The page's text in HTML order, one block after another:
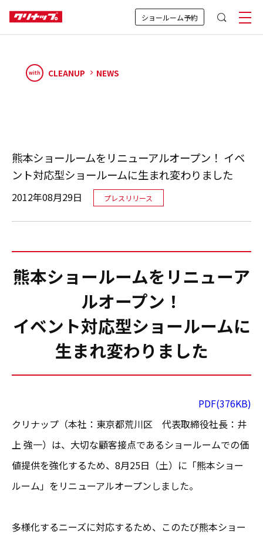
ショールーム予約
with CLEANUP NEWS
熊本ショールームをリニューアルオープン！ イベ
ント対応型ショールームに生まれ変わりました
2012年08月29日 プレスリリース
熊本ショールームをリニューア
ルオープン！
イベント対応型ショールームに
生まれ変わりました
PDF(376KB)
クリナップ（本社：東京都荒川区 代表取締役社長：井
上 強一）は、大切な顧客接点であるショールームでの価
値提供を強化するため、8月25日（土）に「熊本ショー
ルーム」をリニューアルオープンしました。
多様化するニーズに対応するため、このたび熊本ショー